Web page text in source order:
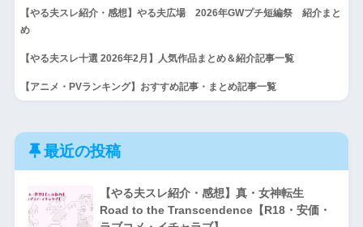
【やる夫スレ紹介・感想】やる夫広場 2026年GWプチ短編祭 紹介まと
め
【やる夫スレ十選 2026年2月】人気作品まとめ＆紹介記事一覧
【アニメ・PVランキング】おすすめ記事・まとめ記事一覧
最近の投稿
【やる夫スレ紹介・感想】真・女神転生
Road to the Transcendence【R18・安価・